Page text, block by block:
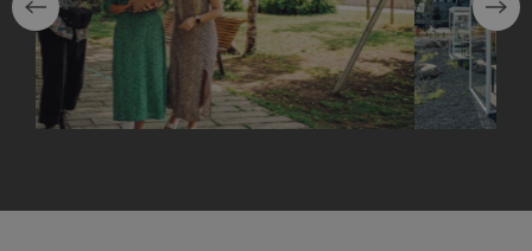
EELMINE